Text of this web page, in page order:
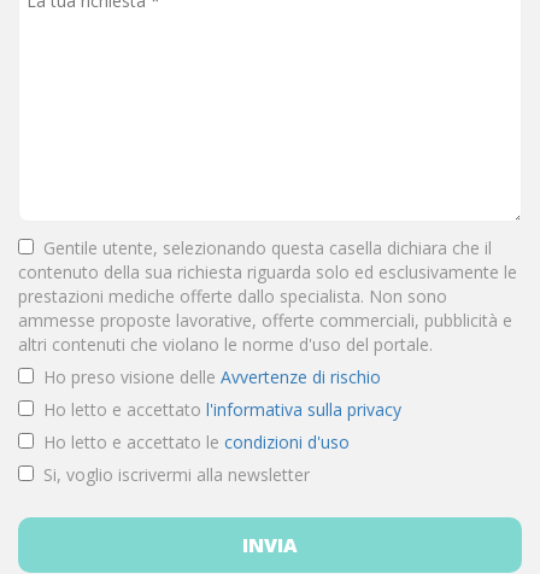
Gentile utente, selezionando questa casella dichiara che il
contenuto della sua richiesta riguarda solo ed esclusivamente le
prestazioni mediche offerte dallo specialista. Non sono
ammesse proposte lavorative, offerte commerciali, pubblicità e
altri contenuti che violano le norme d'uso del portale.
Ho preso visione delle Avvertenze di rischio
Ho letto e accettato l'informativa sulla privacy
Ho letto e accettato le condizioni d'uso
Si, voglio iscrivermi alla newsletter